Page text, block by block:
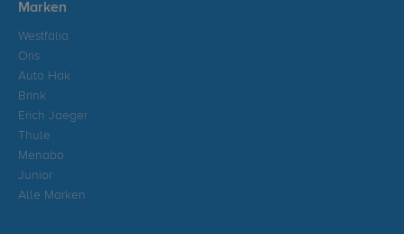
Marken
Westfalia
Oris
Auto Hak
Brink
Erich Jaeger
Thule
Menabo
Junior
Alle Marken